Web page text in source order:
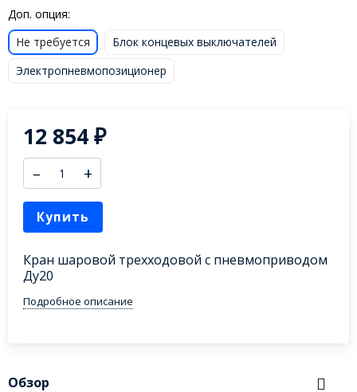
Доп. опция:
Не требуется
Блок концевых выключателей
Электропневмопозиционер
12 854₽
– +
Купить
Кран шаровой трехходовой с пневмоприводом
Ду20
Подробное описание
Обзор